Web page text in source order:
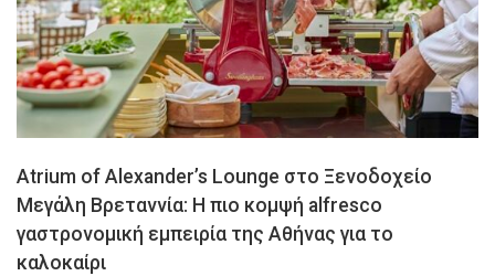
Atrium of Alexander’s Lounge στο Ξενοδοχείο
Μεγάλη Βρεταννία: Η πιο κομψή alfresco
γαστρονομική εμπειρία της Αθήνας για το
καλοκαίρι